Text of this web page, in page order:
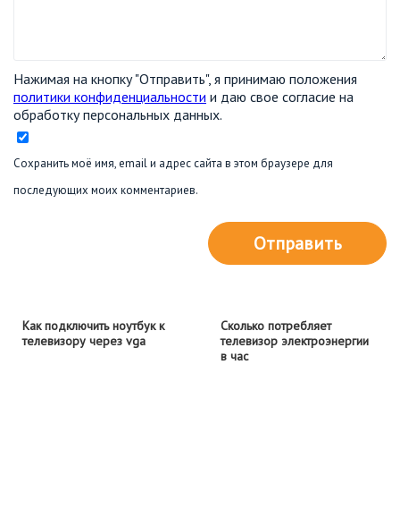
Нажимая на кнопку "Отправить", я принимаю положения
политики конфиденциальности и даю свое согласие на
обработку персональных данных.
Сохранить моё имя, email и адрес сайта в этом браузере для
последующих моих комментариев.
Отправить
Как подключить ноутбук к
телевизору через vga
Сколько потребляет
телевизор электроэнергии
в час